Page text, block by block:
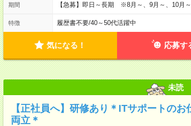
期間 【急募】即日～長期 ※8月～、9月～、10月
特徴 履歴書不要/40～50代活躍中
気になる！ 応募す
未読
【正社員へ】研修あり＊ITサポートの
両立＊